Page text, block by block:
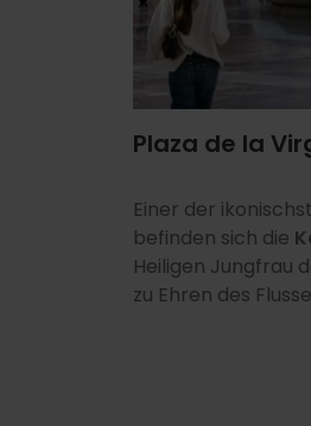
Plaza de la
Einer der
befinden sich die
Heiligen Jungfrau
zu Ehren des